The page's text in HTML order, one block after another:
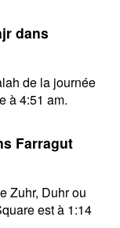
dans
de la journée
à 4:51 am.
Farragut
Zuhr, Duhr ou
est à 1:14